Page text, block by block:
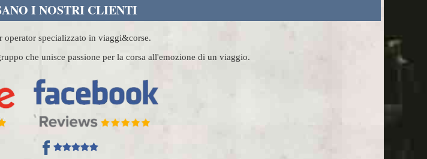
I NOSTRI CLIENTI
operator specializzato in viaggi&corse.
che unisce passione per la corsa all'emozione di un viaggio.